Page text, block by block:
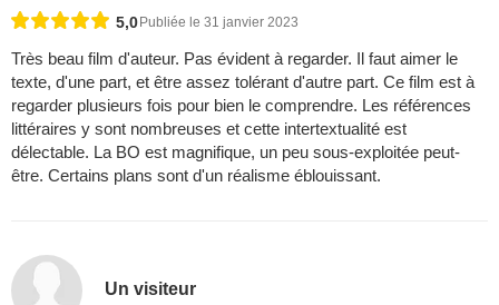
5,0Publiée le 31 janvier 2023
Très beau film d'auteur. Pas évident à regarder. Il faut aimer le
texte, d'une part, et être assez tolérant d'autre part. Ce film est à
regarder plusieurs fois pour bien le comprendre. Les références
littéraires y sont nombreuses et cette intertextualité est
délectable. La BO est magnifique, un peu sous-exploitée peut-
être. Certains plans sont d'un réalisme éblouissant.
Un visiteur